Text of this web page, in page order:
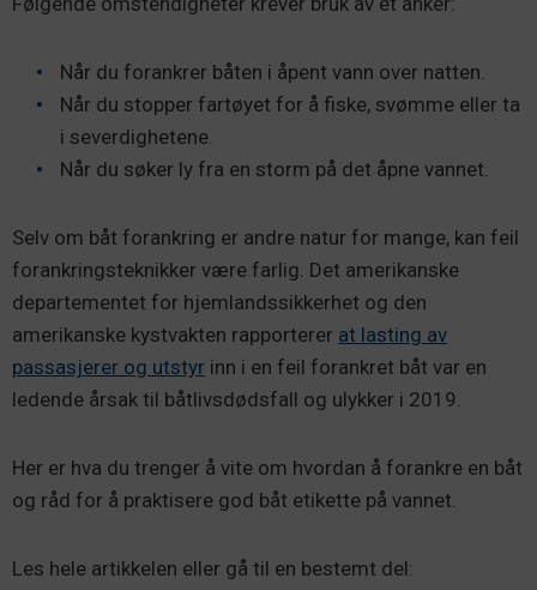
Når du forankrer båten i åpent vann over natten.
Når du stopper fartøyet for å fiske, svømme eller ta
i severdighetene.
Når du søker ly fra en storm på det åpne vannet.
Selv om båt forankring er andre natur for mange, kan feil
forankringsteknikker være farlig. Det amerikanske
departementet for hjemlandssikkerhet og den
amerikanske kystvakten rapporterer at lasting av
passasjerer og utstyr inn i en feil forankret båt var en
ledende årsak til båtlivsdødsfall og ulykker i 2019.
Her er hva du trenger å vite om hvordan å forankre en båt
og råd for å praktisere god båt etikette på vannet.
Les hele artikkelen eller gå til en bestemt del: